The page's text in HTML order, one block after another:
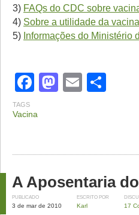
3) FAQs do CDC sobre
4) Sobre a utilidade da
5) Informações do Ministério
Facebook
Mastodon
Email
TAGS
Vacina
A Aposentaria
PUBLICADO
3 de mar de 2010
ESCRITO POR
Karl 17